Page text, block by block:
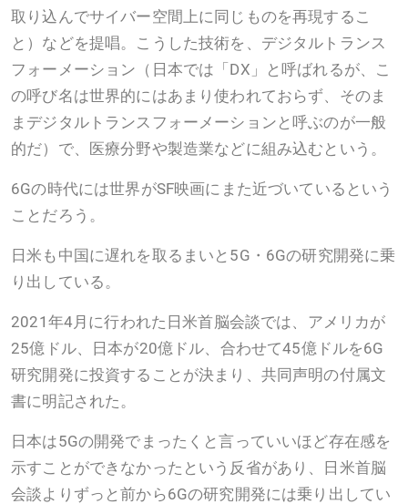
取り込んでサイバー空間上に同じものを再現するこ
と）などを提唱。こうした技術を、デジタルトランス
フォーメーション（日本では「DX」と呼ばれるが、こ
の呼び名は世界的にはあまり使われておらず、そのま
まデジタルトランスフォーメーションと呼ぶのが一般
的だ）で、医療分野や製造業などに組み込むという。
6Gの時代には世界がSF映画にまた近づいているという
ことだろう。
日米も中国に遅れを取るまいと5G・6Gの研究開発に乗
り出している。
2021年4月に行われた日米首脳会談では、アメリカが
25億ドル、日本が20億ドル、合わせて45億ドルを6G
研究開発に投資することが決まり、共同声明の付属文
書に明記された。
日本は5Gの開発でまったくと言っていいほど存在感を
示すことができなかったという反省があり、日米首脳
会談よりずっと前から6Gの研究開発には乗り出してい